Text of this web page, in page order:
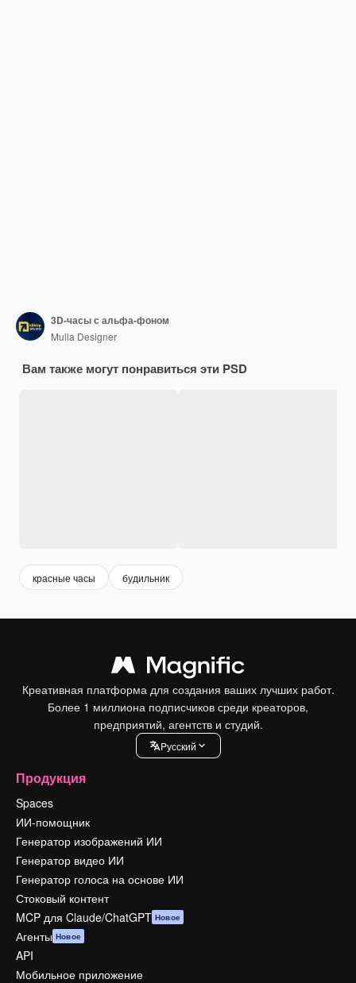
3D-часы с альфа-фоном
Mulla Designer
Вам также могут понравиться эти PSD
красные часы будильник
Креативная платформа для создания ваших лучших работ.
Более 1 миллиона подписчиков среди креаторов,
предприятий, агентств и студий.
Pусский
Продукция
Spaces
ИИ-помощник
Генератор изображений ИИ
Генератор видео ИИ
Генератор голоса на основе ИИ
Стоковый контент
MCP для Claude/ChatGPT Новое
Агенты Новое
API
Мобильное приложение